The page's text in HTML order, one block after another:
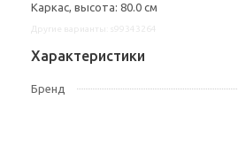
Каркас, высота: 80.0 см
Характеристики
Бренд